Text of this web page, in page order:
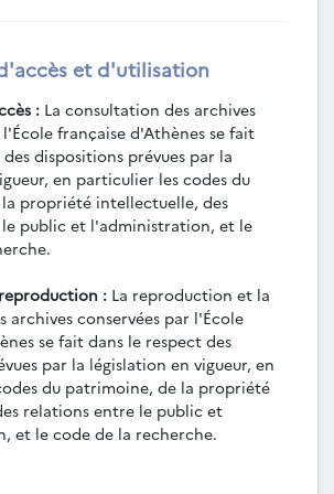
et d'utilisation
: La consultation des archives
française d'Athènes se fait
dispositions prévues par la
en particulier les codes du
propriété intellectuelle, des
public et l'administration, et le
: La reproduction et la
archives conservées par l'École
se fait dans le respect des
par la législation en vigueur, en
du patrimoine, de la propriété
relations entre le public et
et le code de la recherche.